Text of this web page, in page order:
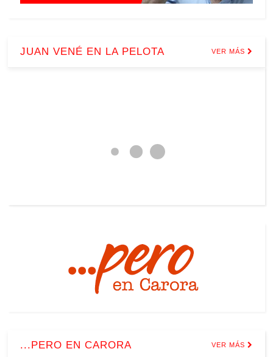
JUAN VENÉ EN LA PELOTA VER MÁS
...PERO EN CARORA VER MÁS